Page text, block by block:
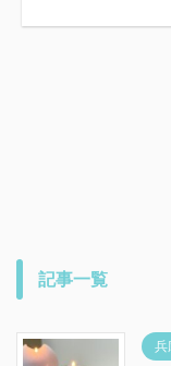
記事一覧
兵